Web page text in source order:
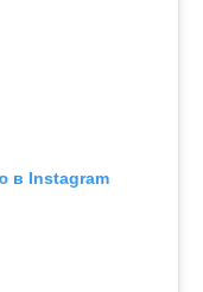
в Instagram